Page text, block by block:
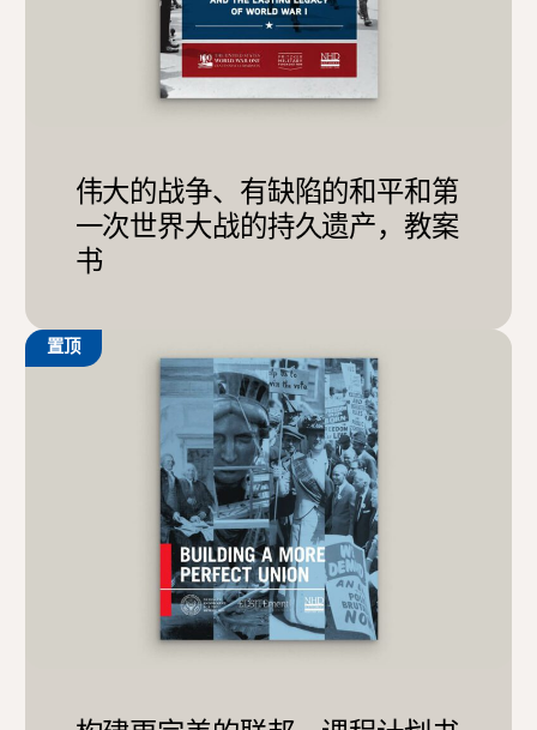
伟大的战争、有缺陷的和平和第
一次世界大战的持久遗产，教案
书
置顶